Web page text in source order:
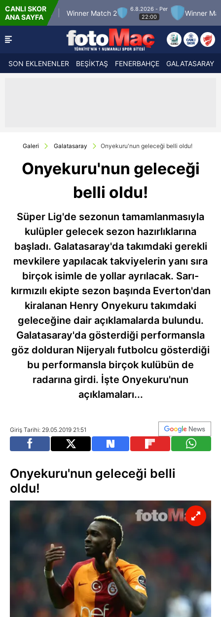
CANLI SKOR
ANA SAYFA
12 Winner Match 2
6.8.2026 - Per
22:00
Winner Match 3
SON EKLENENLER BEŞİKTAŞ FENERBAHÇE GALATASARAY
Galeri Galatasaray Onyekuru'nun geleceği belli oldu!
Onyekuru'nun geleceği
belli oldu!
Süper Lig'de sezonun tamamlanmasıyla
kulüpler gelecek sezon hazırlıklarına
başladı. Galatasaray'da takımdaki gerekli
mevkilere yapılacak takviyelerin yanı sıra
birçok isimle de yollar ayrılacak. Sarı-
kırmızılı ekipte sezon başında Everton'dan
kiralanan Henry Onyekuru takımdaki
geleceğine dair açıklamalarda bulundu.
Galatasaray'da gösterdiği performansla
göz dolduran Nijeryalı futbolcu gösterdiği
bu performansla birçok kulübün de
radarına girdi. İşte Onyekuru'nun
açıklamaları...
Giriş Tarihi: 29.05.2019 21:51
Onyekuru'nun geleceği belli
oldu!